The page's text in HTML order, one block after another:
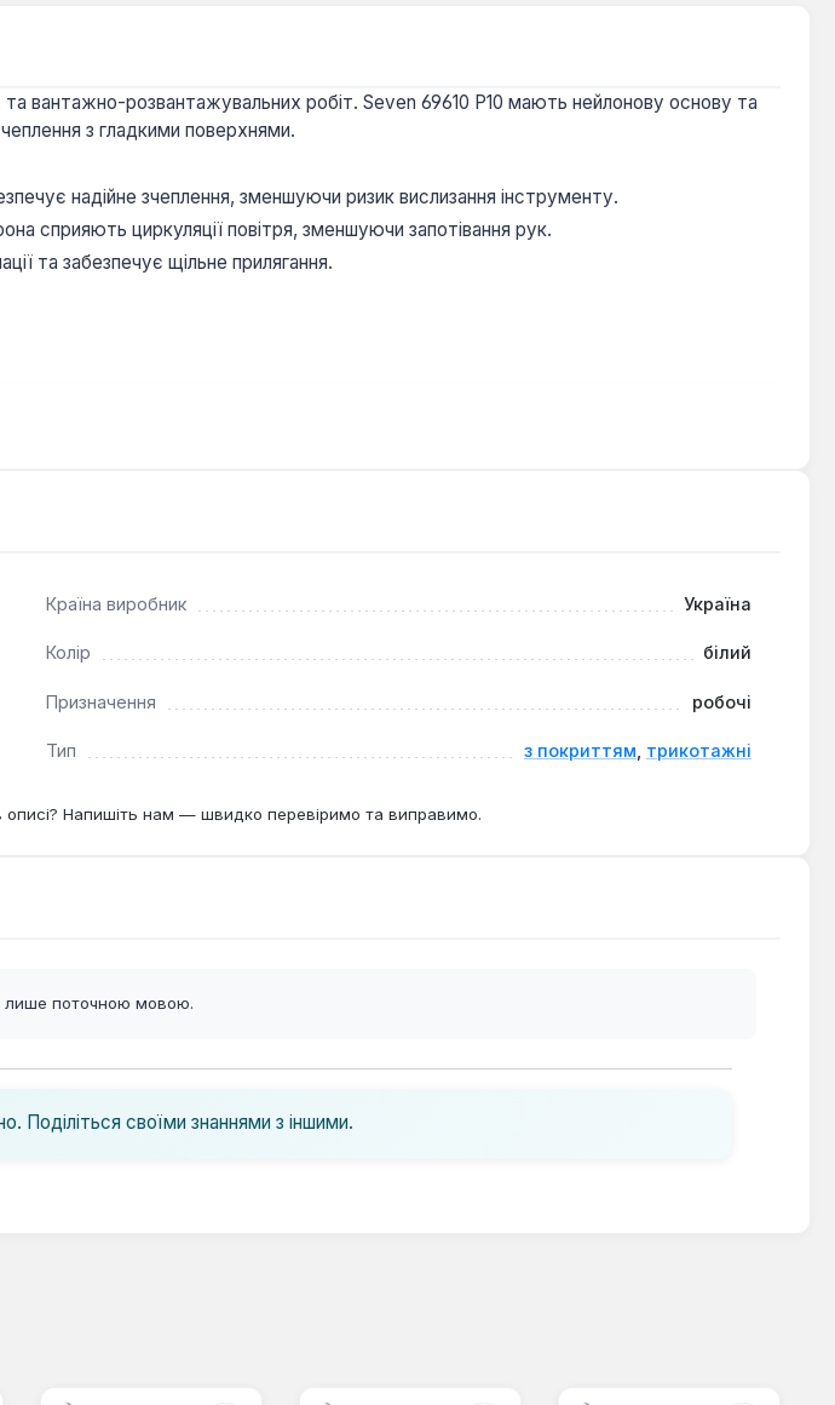
вантажно-розвантажувальних робіт. Seven 69610 Р10 мають нейлонову основу та
з гладкими поверхнями.
надійне зчеплення, зменшуючи ризик вислизання інструменту.
сприяють циркуляції повітря, зменшуючи запотівання рук.
та забезпечує щільне прилягання.
Країна виробник Україна
Колір білий
Призначення робочі
Тип з покриттям трикотажні
Напишіть нам — швидко перевіримо та виправимо.
лише поточною мовою.
Поділіться своїми знаннями з іншими.